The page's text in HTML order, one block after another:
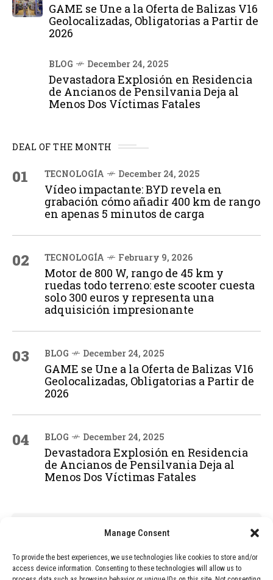
Manage Consent
To provide the best experiences, we use technologies like cookies to store and/or
access device information. Consenting to these technologies will allow us to
GAME se Une a la Oferta de Balizas V16
Geolocalizadas, Obligatorias a Partir de
2026
BLOG December 24, 2025
Devastadora Explosión en Residencia
de Ancianos de Pensilvania Deja al
Menos Dos Víctimas Fatales
DEAL OF THE MONTH
01 TECNOLOGÍA December 24, 2025
Vídeo impactante: BYD revela en
grabación cómo añadir 400 km de rango
en apenas 5 minutos de carga
02 TECNOLOGÍA February 9, 2026
Motor de 800 W, rango de 45 km y
ruedas todo terreno: este scooter cuesta
solo 300 euros y representa una
adquisición impresionante
03 BLOG December 24, 2025
GAME se Une a la Oferta de Balizas V16
Geolocalizadas, Obligatorias a Partir de
2026
04 BLOG December 24, 2025
Devastadora Explosión en Residencia
de Ancianos de Pensilvania Deja al
Menos Dos Víctimas Fatales